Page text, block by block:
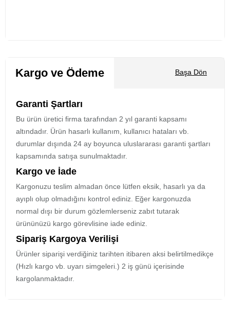
Kargo ve Ödeme Başa Dön
Garanti Şartları
Bu ürün üretici firma tarafından 2 yıl garanti kapsamı
altındadır. Ürün hasarlı kullanım, kullanıcı hataları vb.
durumlar dışında 24 ay boyunca uluslararası garanti şartları
kapsamında satışa sunulmaktadır.
Kargo ve İade
Kargonuzu teslim almadan önce lütfen eksik, hasarlı ya da
ayıplı olup olmadığını kontrol ediniz. Eğer kargonuzda
normal dışı bir durum gözlemlerseniz zabıt tutarak
ürününüzü kargo görevlisine iade ediniz.
Sipariş Kargoya Verilişi
Ürünler siparişi verdiğiniz tarihten itibaren aksi belirtilmedikçe
(Hızlı kargo vb. uyarı simgeleri.) 2 iş günü içerisinde
kargolanmaktadır.